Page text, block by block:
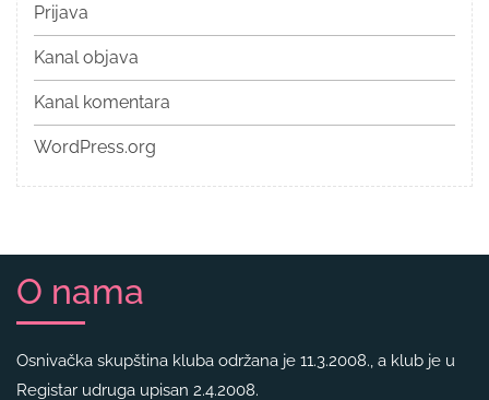
Prijava
Kanal objava
Kanal komentara
WordPress.org
O nama
Osnivačka skupština kluba održana je 11.3.2008., a klub je u
Registar udruga upisan 2.4.2008.